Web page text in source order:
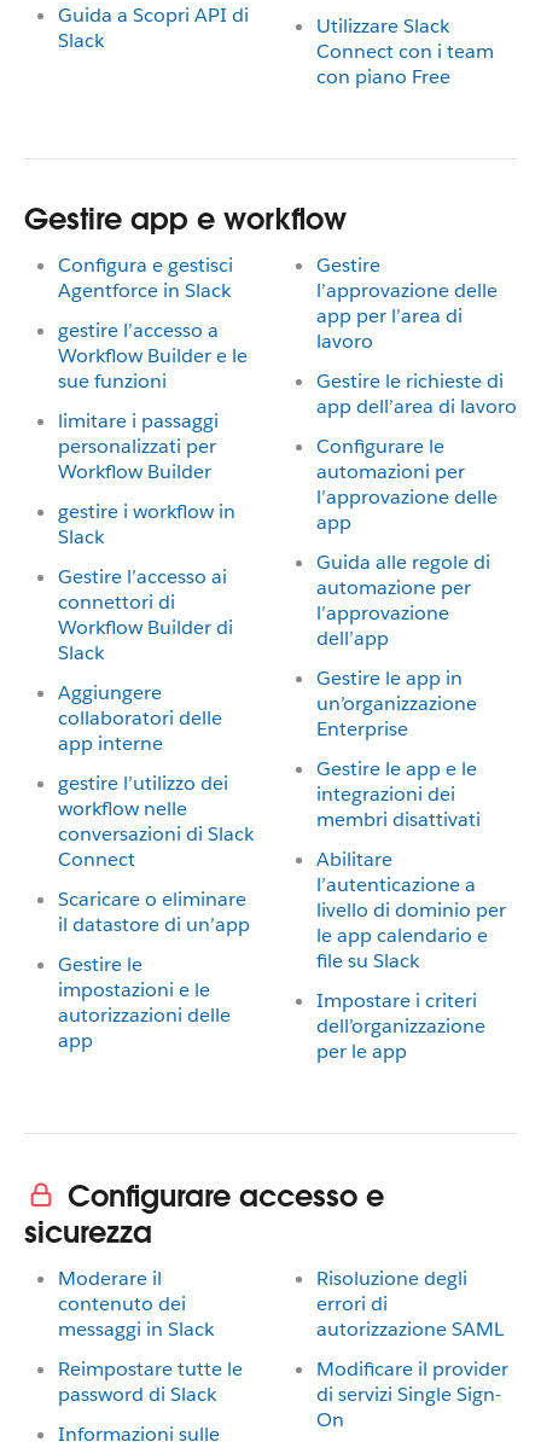
Guida a Scopri API di
Slack
Utilizzare Slack
Connect con i team
con piano Free
Gestire app e workflow
Configura e gestisci
Agentforce in Slack
gestire l’accesso a
Workflow Builder e le
sue funzioni
limitare i passaggi
personalizzati per
Workflow Builder
gestire i workflow in
Slack
Gestire l’accesso ai
connettori di
Workflow Builder di
Slack
Aggiungere
collaboratori delle
app interne
gestire l’utilizzo dei
workflow nelle
conversazioni di Slack
Connect
Scaricare o eliminare
il datastore di un’app
Gestire le
impostazioni e le
autorizzazioni delle
app
Gestire
l’approvazione delle
app per l’area di
lavoro
Gestire le richieste di
app dell’area di lavoro
Configurare le
automazioni per
l’approvazione delle
app
Guida alle regole di
automazione per
l’approvazione
dell’app
Gestire le app in
un’organizzazione
Enterprise
Gestire le app e le
integrazioni dei
membri disattivati
Abilitare
l’autenticazione a
livello di dominio per
le app calendario e
file su Slack
Impostare i criteri
dell’organizzazione
per le app
Configurare accesso e
sicurezza
Moderare il
contenuto dei
messaggi in Slack
Reimpostare tutte le
password di Slack
Informazioni sulle
Risoluzione degli
errori di
autorizzazione SAML
Modificare il provider
di servizi Single Sign-
On